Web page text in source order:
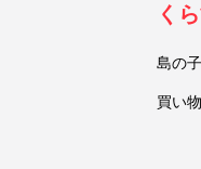
く
島の
買い